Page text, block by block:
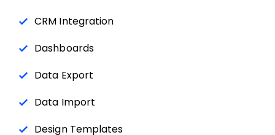
CRM Integration
Dashboards
Data Export
Data Import
Design Templates